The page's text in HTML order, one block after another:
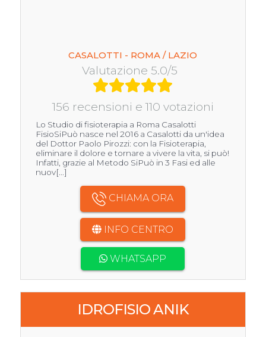
CASALOTTI - ROMA / LAZIO
Valutazione 5.0/5
156 recensioni e 110 votazioni
Lo Studio di fisioterapia a Roma Casalotti
FisioSiPuò nasce nel 2016 a Casalotti da un'idea
del Dottor Paolo Pirozzi: con la Fisioterapia,
eliminare il dolore e tornare a vivere la vita, si può!
Infatti, grazie al Metodo SiPuò in 3 Fasi ed alle
nuov[...]
CHIAMA ORA
INFO CENTRO
WHATSAPP
IDROFISIO ANIK